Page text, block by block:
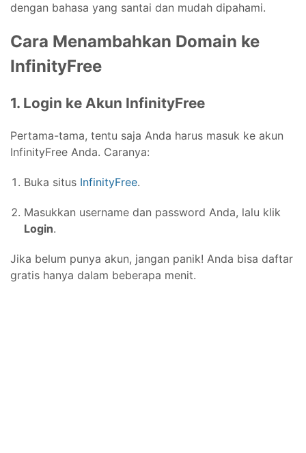
dengan bahasa yang santai dan mudah dipahami.
Cara Menambahkan Domain ke
InfinityFree
1. Login ke Akun InfinityFree
Pertama-tama, tentu saja Anda harus masuk ke akun
InfinityFree Anda. Caranya:
Buka situs InfinityFree.
Masukkan username dan password Anda, lalu klik
Login.
Jika belum punya akun, jangan panik! Anda bisa daftar
gratis hanya dalam beberapa menit.